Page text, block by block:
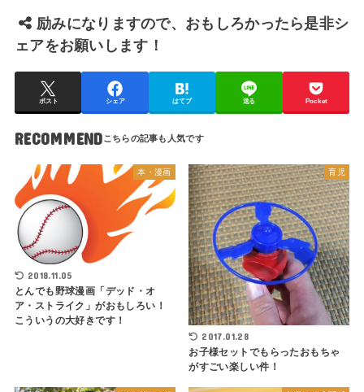
励みになりますので、おもしろかったら是非シ
ェアをお願いします！
ポスト シェア はてブ 送る Pocket
RECOMMEND
本・漫画
2018.11.05
とんでも野球漫画「デッド・オ
ア・ストライク」がおもしろい！
こういうの大好きです！
育児
2017.01.28
お子様セットでもらったおもちゃ
がすごい楽しい件！